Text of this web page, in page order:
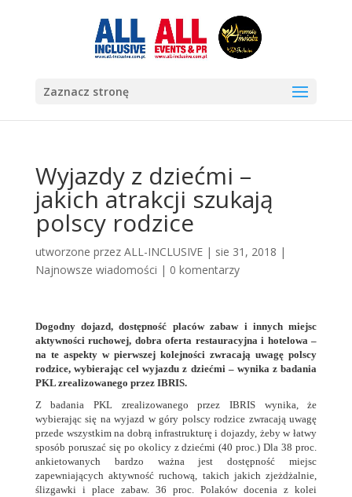
Zaznacz stronę
Wyjazdy z dziećmi –
jakich atrakcji szukają
polscy rodzice
utworzone przez ALL-INCLUSIVE| sie 31, 2018 |
Najnowsze wiadomości | 0 komentarzy
Dogodny dojazd, dostępność placów zabaw i innych miejsc
aktywności ruchowej, dobra oferta restauracyjna i hotelowa –
na te aspekty w pierwszej kolejności zwracają uwagę polscy
rodzice, wybierając cel wyjazdu z dziećmi – wynika z badania
PKL zrealizowanego przez IBRIS.
Z badania PKL zrealizowanego przez IBRIS wynika, że
wybierając się na wyjazd w góry polscy rodzice zwracają uwagę
przede wszystkim na dobrą infrastrukturę i dojazdy, żeby w łatwy
sposób poruszać się po okolicy z dziećmi (40 proc.) Dla 38 proc.
ankietowanych bardzo ważna jest dostępność miejsc
zapewniających aktywność ruchową, takich jakich zjeżdżalnie,
ślizgawki i place zabaw. 36 proc. Polaków docenia zkolei